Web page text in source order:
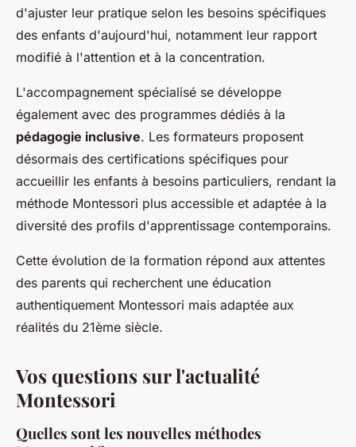
d'ajuster leur pratique selon les besoins spécifiques
des enfants d'aujourd'hui, notamment leur rapport
modifié à l'attention et à la concentration.
L'accompagnement spécialisé se développe
également avec des programmes dédiés à la
pédagogie inclusive. Les formateurs proposent
désormais des certifications spécifiques pour
accueillir les enfants à besoins particuliers, rendant la
méthode Montessori plus accessible et adaptée à la
diversité des profils d'apprentissage contemporains.
Cette évolution de la formation répond aux attentes
des parents qui recherchent une éducation
authentiquement Montessori mais adaptée aux
réalités du 21ème siècle.
Vos questions sur l'actualité
Montessori
Quelles sont les nouvelles méthodes